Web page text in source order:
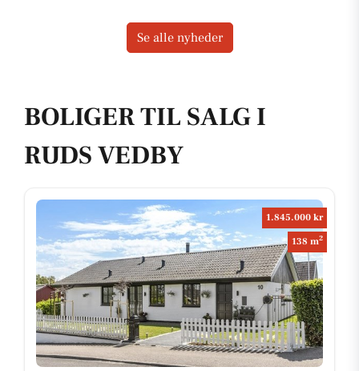
Se alle nyheder
BOLIGER TIL SALG I
RUDS VEDBY
1.845.000 kr
138 m2